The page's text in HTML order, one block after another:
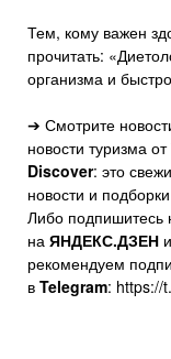
Тем, кому важен
прочитать:
организма и
➔ Смотрите
новости туризма
Discover: это
новости и
Либо подпишитесь
на ЯНДЕКС.ДЗЕН
рекомендуем
в Telegram: https://